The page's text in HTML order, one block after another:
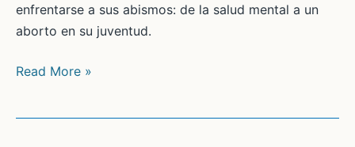
enfrentarse a sus abismos: de la salud mental a un
aborto en su juventud.
Milena
Read More »